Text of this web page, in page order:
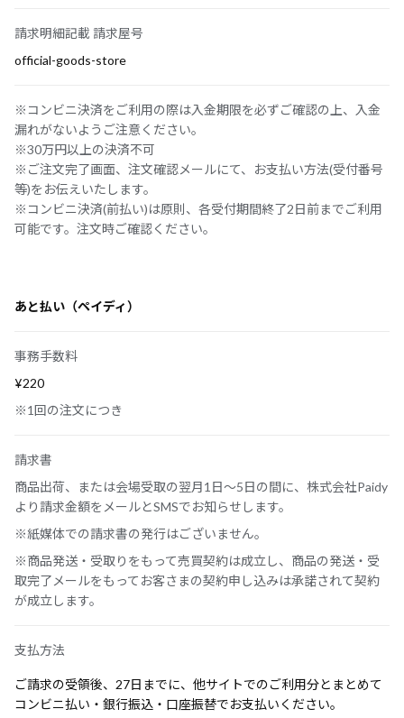
請求明細記載 請求屋号
official-goods-store
※コンビニ決済をご利用の際は入金期限を必ずご確認の上、入金
漏れがないようご注意ください。
※30万円以上の決済不可
※ご注文完了画面、注文確認メールにて、お支払い方法(受付番号
等)をお伝えいたします。
※コンビニ決済(前払い)は原則、各受付期間終了2日前までご利用
可能です。注文時ご確認ください。
あと払い（ペイディ）
事務手数料
¥220
※1回の注文につき
請求書
商品出荷、または会場受取の翌月1日～5日の間に、株式会社Paidy
より請求金額をメールとSMSでお知らせします。
※紙媒体での請求書の発行はございません。
※商品発送・受取りをもって売買契約は成立し、商品の発送・受
取完了メールをもってお客さまの契約申し込みは承諾されて契約
が成立します。
支払方法
ご請求の受領後、27日までに、他サイトでのご利用分とまとめて
コンビニ払い・銀行振込・口座振替でお支払いください。